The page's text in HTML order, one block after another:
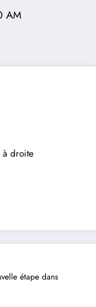
AM
à droite
étape dans